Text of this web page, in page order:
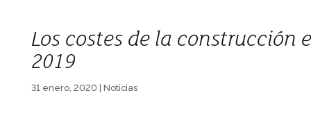
Los costes de la construcción
2019
31 enero, 2020| Noticias